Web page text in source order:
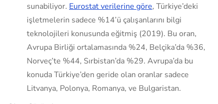
sunabiliyor. Eurostat verilerine göre, Türkiye’deki
işletmelerin sadece %14’ü çalışanlarını bilgi
teknolojileri konusunda eğitmiş (2019). Bu oran,
Avrupa Birliği ortalamasında %24, Belçika’da %36,
Norveç’te %44, Sırbistan’da %29. Avrupa’da bu
konuda Türkiye’den geride olan oranlar sadece
Litvanya, Polonya, Romanya, ve Bulgaristan.